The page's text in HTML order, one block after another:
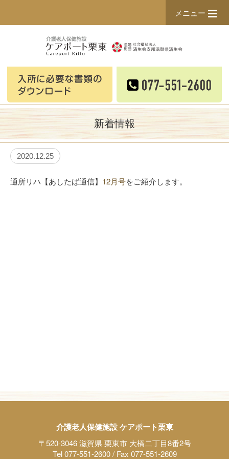
メニュー
新着情報
2020.12.25
通所リハ【あしたば通信】 12月号をご紹介します。
介護老人保健施設 ケアポート栗東
〒520-3046 滋賀県 栗東市 大橋二丁目8番2号
Tel 077-551-2600 / Fax 077-551-2609